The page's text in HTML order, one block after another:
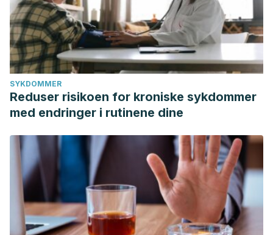
SYKDOMMER
Reduser risikoen for kroniske sykdommer
med endringer i rutinene dine